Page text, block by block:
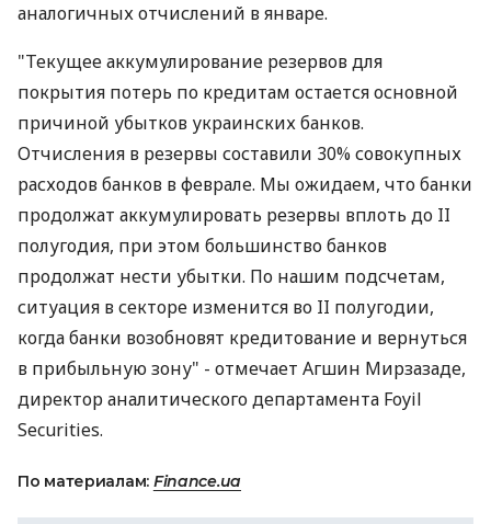
аналогичных отчислений в январе.
"Текущее аккумулирование резервов для
покрытия потерь по кредитам остается основной
причиной убытков украинских банков.
Отчисления в резервы составили 30% совокупных
расходов банков в феврале. Мы ожидаем, что банки
продолжат аккумулировать резервы вплоть до II
полугодия, при этом большинство банков
продолжат нести убытки. По нашим подсчетам,
ситуация в секторе изменится во II полугодии,
когда банки возобновят кредитование и вернуться
в прибыльную зону" - отмечает Агшин Мирзазаде,
директор аналитического департамента Foyil
Securities.
По материалам: Finance.ua